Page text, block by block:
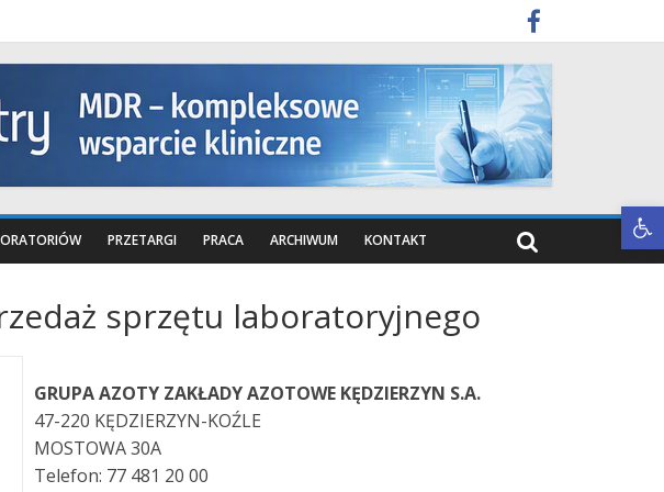
Otwórz pasek narzędzi
PRZETARGI PRACA ARCHIWUM KONTAKT
sprzętu laboratoryjnego
GRUPA AZOTY ZAKŁADY AZOTOWE KĘDZIERZYN S.A.
47-220 KĘDZIERZYN-KOŹLE
MOSTOWA 30A
Telefon: 77 481 20 00